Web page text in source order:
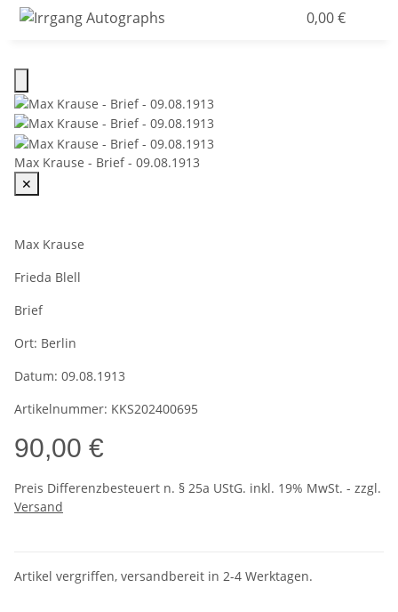
0,00 €
Max Krause - Brief - 09.08.1913
✕
Max Krause
Frieda Blell
Brief
Ort: Berlin
Datum: 09.08.1913
Artikelnummer: KKS202400695
90,00 €
Preis Differenzbesteuert n. § 25a UStG. inkl. 19% MwSt. - zzgl.
Versand
Artikel vergriffen, versandbereit in 2-4 Werktagen.